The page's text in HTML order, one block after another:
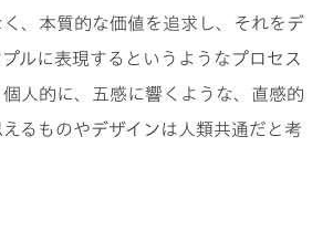
、本質的な価値を追求し、それをデ
ルに表現するというようなプロセス
人的に、五感に響くような、直感的
るものやデザインは人類共通だと考